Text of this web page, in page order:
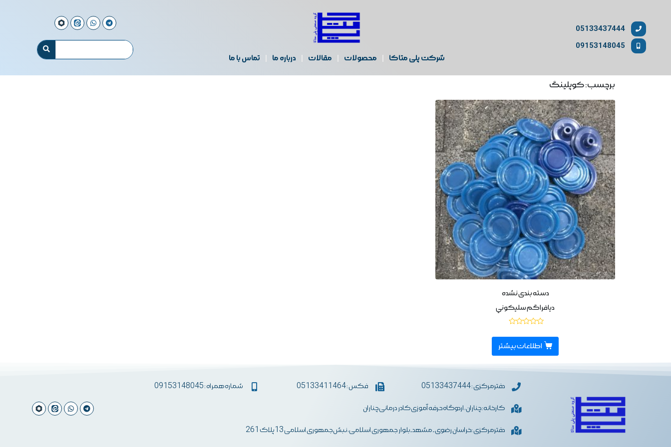
05133437444
09153148045
شرکت پلی متاکا محصولات مقالات درباره ما تماس با ما
برچسب: کوپلینگ
دسته بندی نشده
ديافراگم سليكوني
0
از
5اطلاعات بیشتر
دفترمرکزی : 05133437444 فکس : 05133411464 شماره همراه : 09153148045
کارخانه: چناران، اردوگاه حرفه آموزی کادر درمانی چناران
دفترمرکزی :خراسان رضوی- مشهد-بلوار جمهوری اسلامی، نبش جمهوری اسلامی 13 پلاک 261